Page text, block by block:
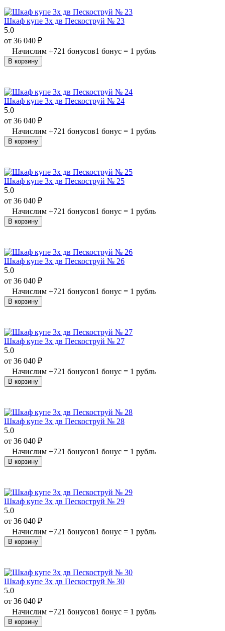
Шкаф купе 3х дв Пескоструй № 23
5.0
от 36 040 ₽
Начислим +721 бонусов1 бонус = 1 рубль
В корзину
Шкаф купе 3х дв Пескоструй № 24
5.0
от 36 040 ₽
Начислим +721 бонусов1 бонус = 1 рубль
В корзину
Шкаф купе 3х дв Пескоструй № 25
5.0
от 36 040 ₽
Начислим +721 бонусов1 бонус = 1 рубль
В корзину
Шкаф купе 3х дв Пескоструй № 26
5.0
от 36 040 ₽
Начислим +721 бонусов1 бонус = 1 рубль
В корзину
Шкаф купе 3х дв Пескоструй № 27
5.0
от 36 040 ₽
Начислим +721 бонусов1 бонус = 1 рубль
В корзину
Шкаф купе 3х дв Пескоструй № 28
5.0
от 36 040 ₽
Начислим +721 бонусов1 бонус = 1 рубль
В корзину
Шкаф купе 3х дв Пескоструй № 29
5.0
от 36 040 ₽
Начислим +721 бонусов1 бонус = 1 рубль
В корзину
Шкаф купе 3х дв Пескоструй № 30
5.0
от 36 040 ₽
Начислим +721 бонусов1 бонус = 1 рубль
В корзину